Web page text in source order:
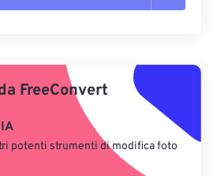
FreeConvert
potenti strumenti di modifica foto